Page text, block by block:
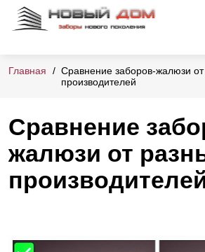
Главная
Сравнение заборов-жалюзи
производителей
Сравнение
жалюзи от